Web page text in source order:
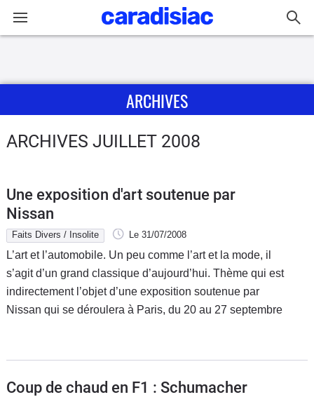
Actu
Guide
d'achat
Electriques
Utilitaires
Services
ARCHIVES
ARCHIVES JUILLET 2008
Une exposition d'art soutenue par
Nissan
Faits Divers / Insolite Le 31/07/2008
L’art et l’automobile. Un peu comme l’art et la mode, il
s’agit d’un grand classique d’aujourd’hui. Thème qui est
indirectement l’objet d’une exposition soutenue par
Nissan qui se déroulera à Paris, du 20 au 27 septembre
Coup de chaud en F1 : Schumacher